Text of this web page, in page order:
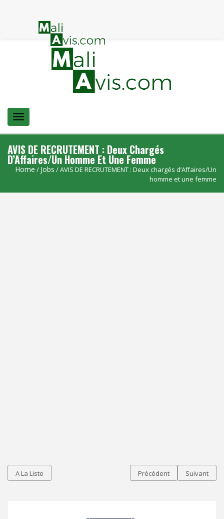
Menu
AVIS DE RECRUTEMENT : Deux Chargés
D’Affaires/Un Homme Et Une Femme
Home / Jobs / AVIS DE RECRUTEMENT : Deux chargés d’Affaires/Un
homme et une femme
A La Liste Précédent Suivant